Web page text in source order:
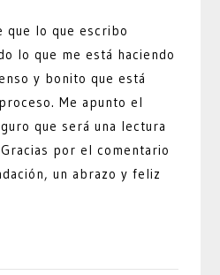
que lo que escribo
lo que me está haciendo
y bonito que está
Me apunto el
que será una lectura
por el comentario
un abrazo y feliz